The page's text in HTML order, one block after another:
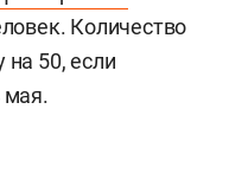
Количество
на 50, если
мая.